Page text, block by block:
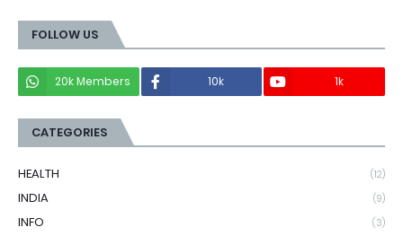
FOLLOW US
20k Members 10k 1k
CATEGORIES
HEALTH (12)
INDIA (9)
INFO (3)